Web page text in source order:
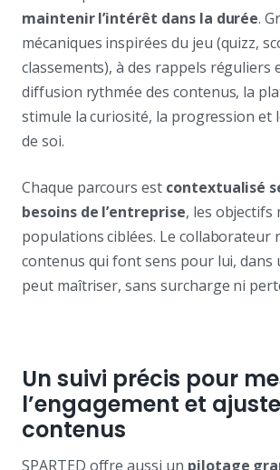
maintenir l’intérêt dans la durée.
mécaniques inspirées du jeu (quizz,
classements), à des rappels réguliers
diffusion rythmée des contenus, la
stimule la curiosité, la progression et
de soi.
Chaque parcours est contextualisé
besoins de l’entreprise, les objectifs
populations ciblées. Le collaborateur
contenus qui font sens pour lui, dans
peut maîtriser, sans surcharge ni
Un suivi précis pour
l’engagement et
contenus
SPARTED offre aussi un pilotage